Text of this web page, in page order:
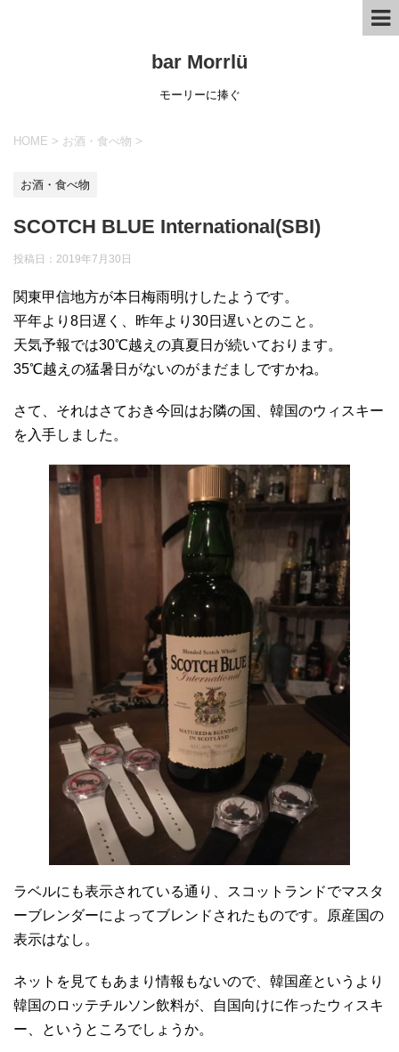
bar Morrlü
モーリーに捧ぐ
HOME > お酒・食べ物 >
お酒・食べ物
SCOTCH BLUE International(SBI)
投稿日： 2019年7月30日
関東甲信地方が本日梅雨明けしたようです。
平年より8日遅く、昨年より30日遅いとのこと。
天気予報では30℃越えの真夏日が続いております。
35℃越えの猛暑日がないのがまだましですかね。
さて、それはさておき今回はお隣の国、韓国のウィスキー
を入手しました。
ラベルにも表示されている通り、スコットランドでマスタ
ーブレンダーによってブレンドされたものです。原産国の
表示はなし。
ネットを見てもあまり情報もないので、韓国産というより
韓国のロッテチルソン飲料が、自国向けに作ったウィスキ
ー、というところでしょうか。